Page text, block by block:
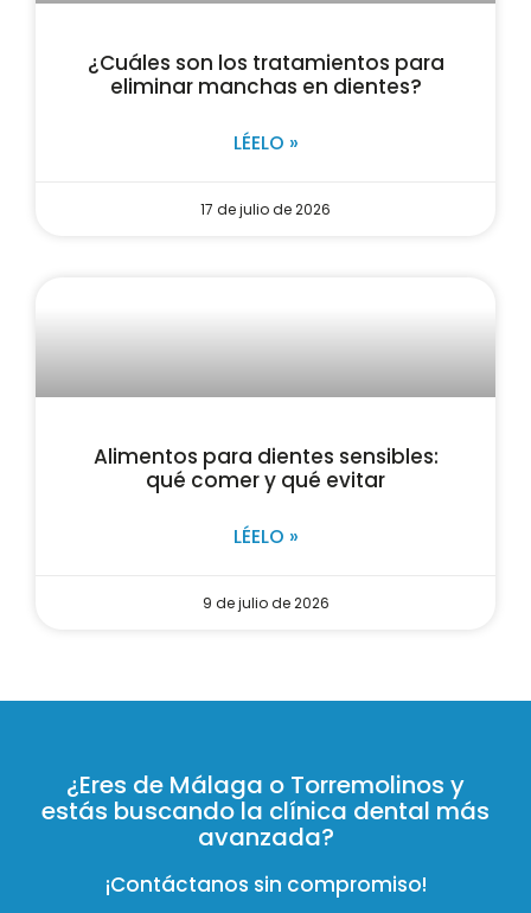
¿Cuáles son los tratamientos para
eliminar manchas en dientes?
LÉELO »
17 de julio de 2026
Alimentos para dientes sensibles:
qué comer y qué evitar
LÉELO »
9 de julio de 2026
¿Eres de Málaga o Torremolinos y
estás buscando la clínica dental más
avanzada?
¡Contáctanos sin compromiso!